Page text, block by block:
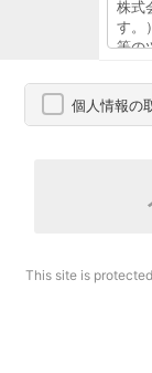
個人情報の
This site is